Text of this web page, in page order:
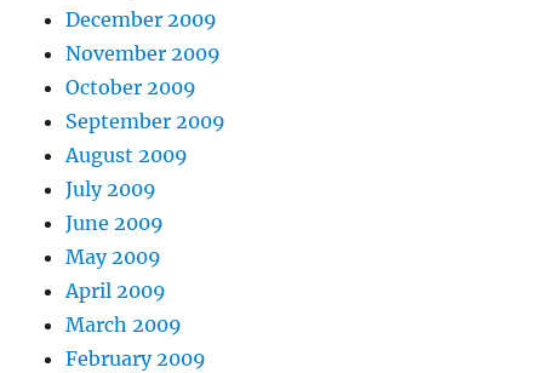
December 2009
November 2009
October 2009
September 2009
August 2009
July 2009
June 2009
May 2009
April 2009
March 2009
February 2009